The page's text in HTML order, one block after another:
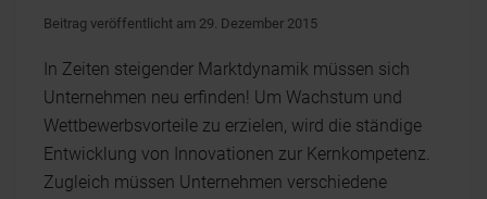
Beitrag veröffentlicht am 29. Dezember 2015
In Zeiten steigender Marktdynamik müssen sich
Unternehmen neu erfinden! Um Wachstum und
Wettbewerbsvorteile zu erzielen, wird die ständige
Entwicklung von Innovationen zur Kernkompetenz.
Zugleich müssen Unternehmen verschiedene